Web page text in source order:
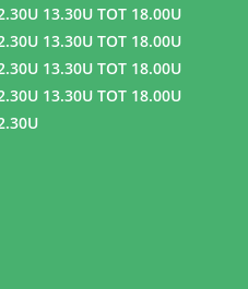
13.30U TOT 18.00U
13.30U TOT 18.00U
13.30U TOT 18.00U
13.30U TOT 18.00U